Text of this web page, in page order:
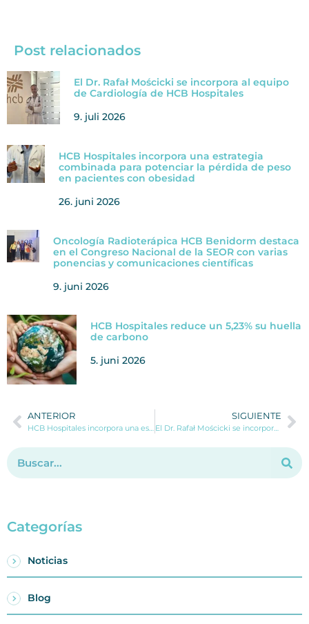
Post relacionados
El Dr. Rafał Mościcki se incorpora al equipo
de Cardiología de HCB Hospitales
9. juli 2026
HCB Hospitales incorpora una estrategia
combinada para potenciar la pérdida de peso
en pacientes con obesidad
26. juni 2026
Oncología Radioterápica HCB Benidorm destaca
en el Congreso Nacional de la SEOR con varias
ponencias y comunicaciones científicas
9. juni 2026
HCB Hospitales reduce un 5,23% su huella
de carbono
5. juni 2026
ANTERIOR
HCB Hospitales incorpora una estrategia combinada para potenciar la pérdida de peso en pacientes con obesidad
SIGUIENTE
El Dr. Rafał Mościcki se incorpora al equipo de Cardiología de HCB Hospitales
Categorías
Noticias
Blog